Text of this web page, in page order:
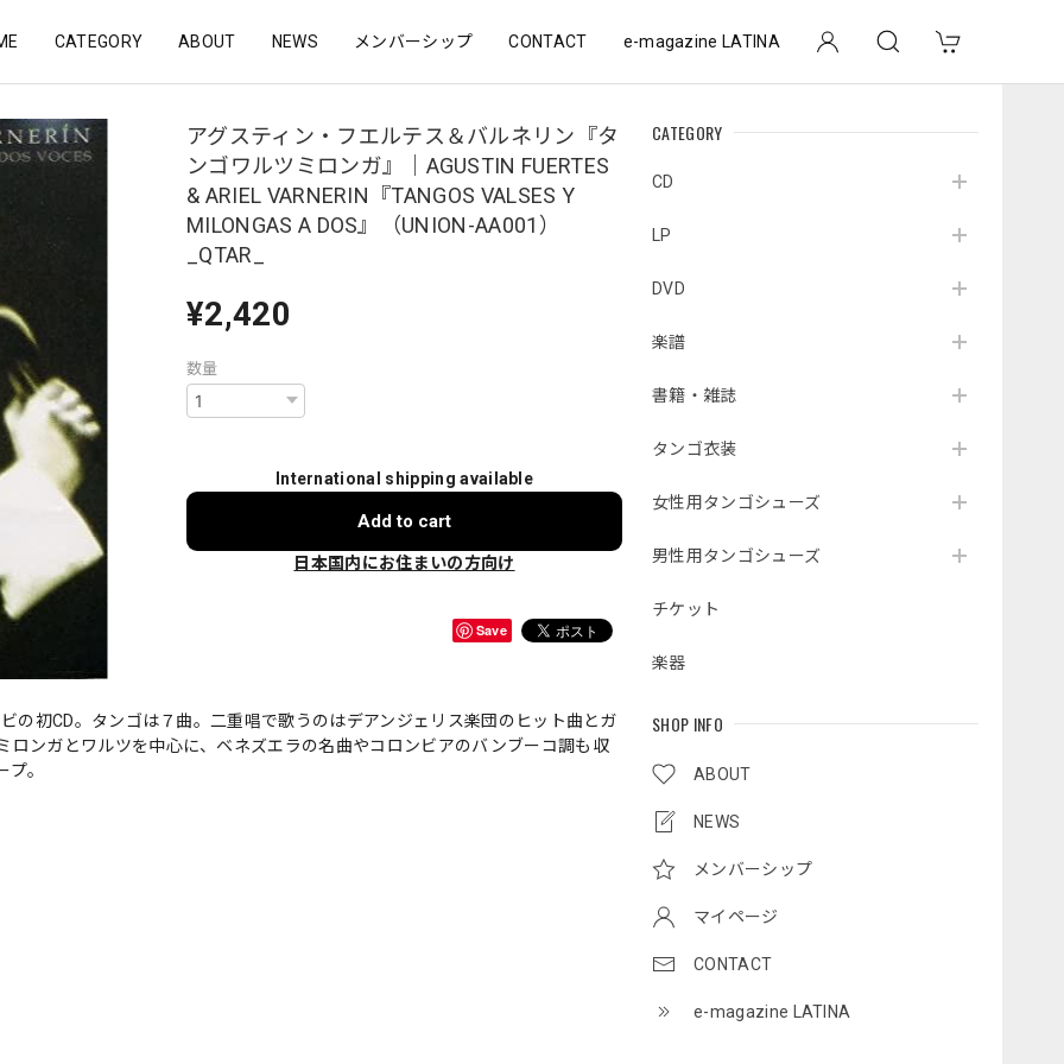
CATEGORY ABOUT NEWS メンバーシップ CONTACT e-magazine LATINA
CATEGORY
CD
LP
DVD
楽譜
書籍・雑誌
タンゴ衣装
女性用タンゴシューズ
男性用タンゴシューズ
チケット
楽器
SHOP INFO
ABOUT
NEWS
メンバーシップ
マイページ
CONTACT
e-magazine LATINA
アグスティン・フエルテス＆バルネリン『タ
ンゴワルツミロンガ』｜AGUSTIN FUERTES
& ARIEL VARNERIN『TANGOS VALSES Y
MILONGAS A DOS』（UNION-AA001）
_QTAR_
¥2,420
数量
International shipping available
Add to cart
日本国内にお住まいの方向け
Save
初CD。タンゴは７曲。二重唱で歌うのはデアンジェリス楽団のヒット曲とガ
ンガとワルツを中心に、ベネズエラの名曲やコロンビアのバンブーコ調も収
。